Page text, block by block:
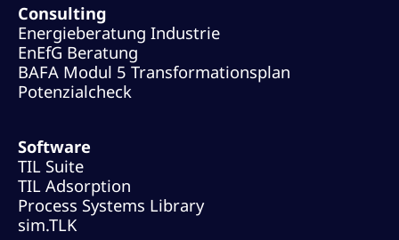
Consulting
Energieberatung Industrie
EnEfG Beratung
BAFA Modul 5 Transformationsplan
Potenzialcheck
Software
TIL Suite
TIL Adsorption
Process Systems Library
sim.TLK